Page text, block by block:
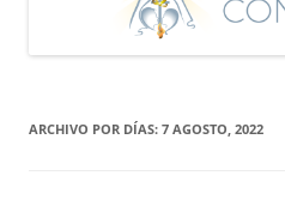
ARCHIVO POR DÍAS: 7 AGOSTO, 2022